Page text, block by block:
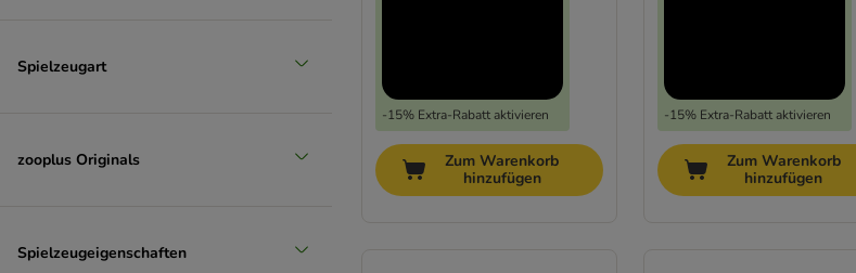
Spielzeugart
zooplus Originals
Spielzeugeigenschaften
-15% Extra-Rabatt aktivieren
Zum Warenkorb
hinzufügen
-15% Extra-Rabatt aktivieren
Zum Warenkorb
hinzufügen